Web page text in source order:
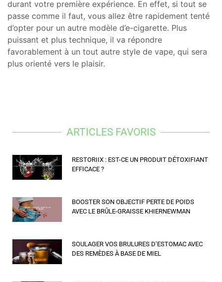
durant votre première expérience. En effet, si tout se
passe comme il faut, vous allez être rapidement tenté
d’opter pour un autre modèle d’e-cigarette. Plus
puissant et plus technique, il va répondre
favorablement à un tout autre style de vape, qui sera
plus orienté vers le plaisir.
ARTICLES FAVORIS
RESTORIIX : EST-CE UN PRODUIT DÉTOXIFIANT
EFFICACE ?
BOOSTER SON OBJECTIF PERTE DE POIDS
AVEC LE BRÛLE-GRAISSE KHIERNEWMAN
SOULAGER VOS BRULURES D’ESTOMAC AVEC
DES REMÈDES À BASE DE MIEL